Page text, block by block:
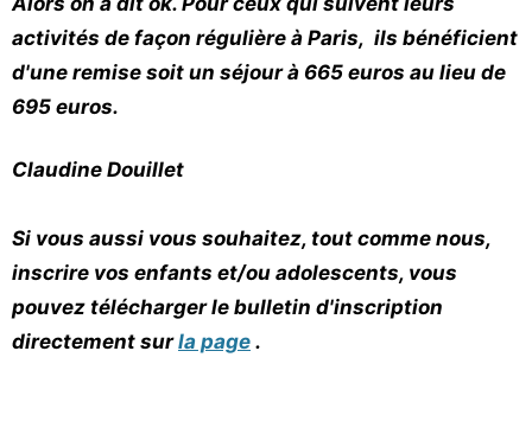
activités de façon régulière à Paris, ils bénéficient
d'une remise soit un séjour à 665 euros au lieu de
695 euros.
Claudine Douillet
Si vous aussi vous souhaitez, tout comme nous,
inscrire vos enfants et/ou adolescents, vous
pouvez télécharger le bulletin d'inscription
directement surla page .